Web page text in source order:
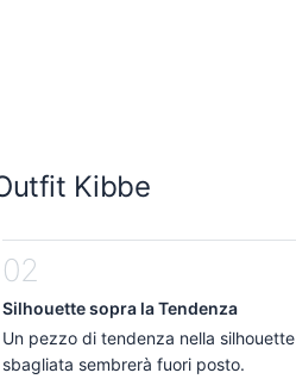
Kibbe
02
Silhouette sopra la Tendenza
Un pezzo di tendenza nella silhouette
sbagliata sembrerà fuori posto.